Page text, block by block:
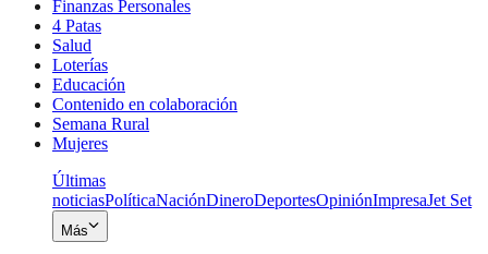
Finanzas Personales
4 Patas
Salud
Loterías
Educación
Contenido en colaboración
Semana Rural
Mujeres
Últimas
noticiasPolíticaNaciónDineroDeportesOpiniónImpresaJet Set
Más